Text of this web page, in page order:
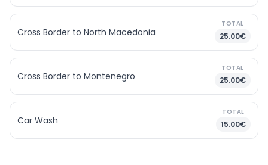
Cross Border to North Macedonia
TOTAL
25.00€
Cross Border to Montenegro
TOTAL
25.00€
Car Wash
TOTAL
15.00€